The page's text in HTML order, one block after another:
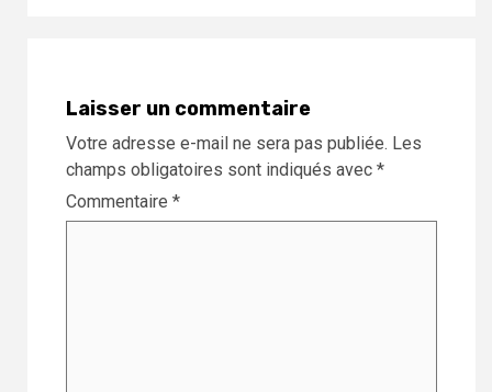
Laisser un commentaire
Votre adresse e-mail ne sera pas publiée. Les
champs obligatoires sont indiqués avec *
Commentaire *